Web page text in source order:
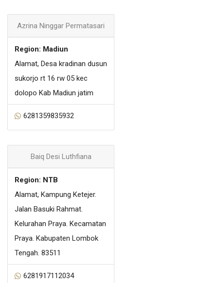
Azrina Ninggar Permatasari
Region: Madiun
Alamat, Desa kradinan dusun
sukorjo rt 16 rw 05 kec
dolopo Kab Madiun jatim
6281359835932
Baiq Desi Luthfiana
Region: NTB
Alamat, Kampung Ketejer.
Jalan Basuki Rahmat.
Kelurahan Praya. Kecamatan
Praya. Kabupaten Lombok
Tengah. 83511
6281917112034